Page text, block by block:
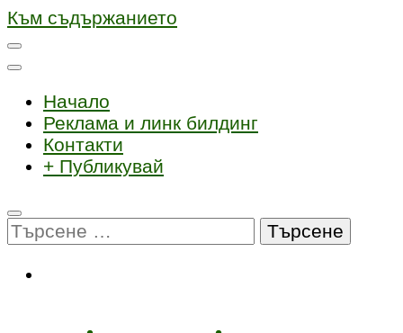
Към съдържанието
Начало
Реклама и линк билдинг
Контакти
+ Публикувай
Търсене
за: